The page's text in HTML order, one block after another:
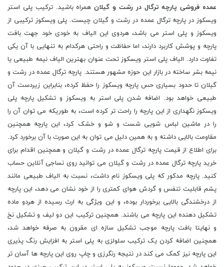
عمده فروشی پارچه ترگال در رشت و گیلانهمراه باشید. ترکیب پلی استر
ویسکوز در پارچه ترگال عمده در رشت و گیلان چیست. پلی ویسکوز ترکیبی از
ویسکوز و پلی استر می باشد، هردوی این الیاف به خودی خود جهت بافت
پارچه و پوشش کاربرد دارند، اما حفاظت و راحتی هرکدام به تنهایی با آن یکی
تفاوت دارد. الیاف پلی استر ویسکوز تحت عنوان بهترین الیاف نیمه طبیعی یا
نیمه بشر ساخته در بازار این حوزه مشهور هستند. پارچه ترگال عمده در رشت و
گیلان تا حدود بسیاری حس پارچه ویسکوز را حفظ کرده، بنابراین زیردست آن
طبیعی خواهد بود. اضافه شدن پلی استر به ویسکوز و تشکیل پارچه پلی
ویسکوز نگهداری از این پارچه را راحت تر کرده است، به طوریکه می توان آن را
را در ماشین لباس شویی شست و شو و خشک کرد، این پارچه همچنین
مقاومت بالایی داشته و به همین دلیل می توان به این صورت با آن برخورد کرد.
برای اطلاع از قیمت پارچه ترگال عمده در رشت و گیلان و همچنین اقدام برای
خرید پارچه ترگال عمده در رشت و گیلان می توانید روی نساجی آنلاین حساب
کنید. پارچه مدکور که پلی ویسکوز نام داشت، نسبت به الیاف طبیعی مانند
پشم قابلیت تنفس و گردش هوای کمتری را از خود نشان می دهد، این پارچه
از درخشندگی بالایی برخوردار بوده، و این ویژگی به ارث رسیده از هردو ماده
تشکیل دهنده این پارچه می باشند. همچنین ترکیب این دو لیف و تشکیل نخ
و نهایتا بافت پارچه موجب تشکیل سازه ای مقرون به صرفه خواهد شد،
همچنین اضافه کردن یک ترکیب سلولزی به پلی استر به افزایش رنگ پذیری
این پارچه نیز کمک می کند در نتیجه رنگرزی و چاپ روی این پارچه ها آسان تر